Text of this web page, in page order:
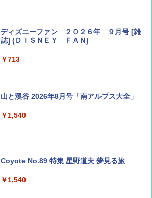
ディズニーファン ２０２６年 ９月号 [雑
誌] (ＤＩＳＮＥＹ ＦＡＮ)
￥713
山と溪谷 2026年8月号「南アルプス大全」
￥1,540
Coyote No.89 特集 星野道夫 夢見る旅
￥1,540